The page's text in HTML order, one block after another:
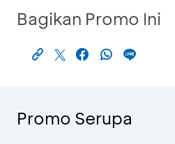
Bagikan Promo Ini
Promo Serupa